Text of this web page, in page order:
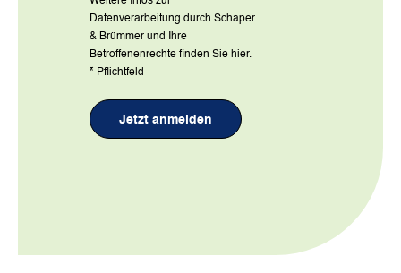
Datenverarbeitung durch Schaper
& Brümmer und Ihre
Betroffenenrechte finden Sie hier.
* Pflichtfeld